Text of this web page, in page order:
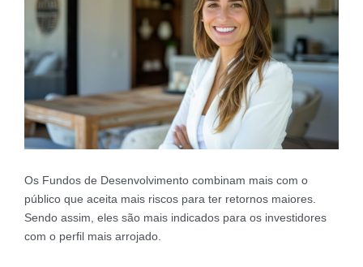
Os Fundos de Desenvolvimento combinam mais com o
público que aceita mais riscos para ter retornos maiores.
Sendo assim, eles são mais indicados para os investidores
com o perfil mais arrojado.